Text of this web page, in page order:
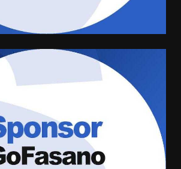
Sostenibile: premiati gli studenti
universitari del bando “La strada
giusta”
8 Agosto 2026 07:15
“I Contestatori: Musica di
Rivoluzione”: nuovo
appuntamento con “Fasano in
Banda”
7 Agosto 2026 06:05